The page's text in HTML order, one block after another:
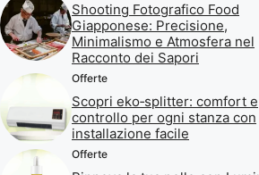
Shooting Fotografico Food
Giapponese: Precisione,
Minimalismo e Atmosfera nel
Racconto dei Sapori
Offerte
Scopri eko‑splitter: comfort e
controllo per ogni stanza con
installazione facile
Offerte